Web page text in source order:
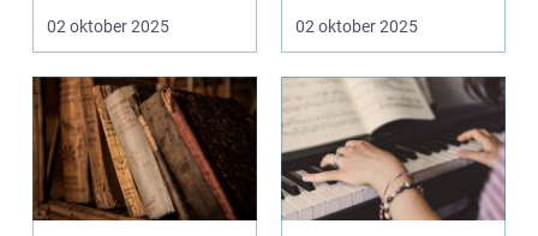
internationale g...
02 oktober 2025 02 oktober 2025